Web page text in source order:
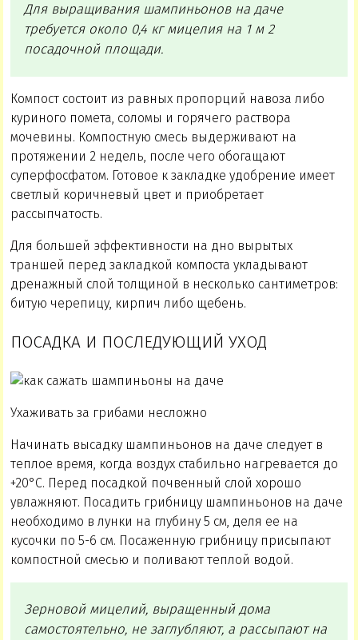
Для выращивания шампиньонов на даче
требуется около 0,4 кг мицелия на 1 м 2
посадочной площади.
Компост состоит из равных пропорций навоза либо
куриного помета, соломы и горячего раствора
мочевины. Компостную смесь выдерживают на
протяжении 2 недель, после чего обогащают
суперфосфатом. Готовое к закладке удобрение имеет
светлый коричневый цвет и приобретает
рассыпчатость.
Для большей эффективности на дно вырытых
траншей перед закладкой компоста укладывают
дренажный слой толщиной в несколько сантиметров:
битую черепицу, кирпич либо щебень.
ПОСАДКА И ПОСЛЕДУЮЩИЙ УХОД
Ухаживать за грибами несложно
Начинать высадку шампиньонов на даче следует в
теплое время, когда воздух стабильно нагревается до
+20°С. Перед посадкой почвенный слой хорошо
увлажняют. Посадить грибницу шампиньонов на даче
необходимо в лунки на глубину 5 см, деля ее на
кусочки по 5-6 см. Посаженную грибницу присыпают
компостной смесью и поливают теплой водой.
Зерновой мицелий, выращенный дома
самостоятельно, не заглубляют, а рассыпают на